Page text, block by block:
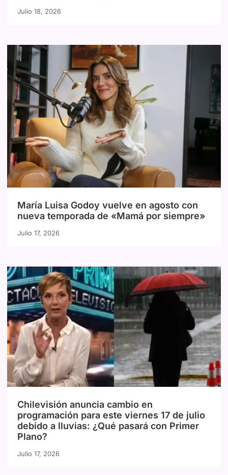
Julio 18, 2026
María Luisa Godoy vuelve en agosto con
nueva temporada de «Mamá por siempre»
Julio 17, 2026
Chilevisión anuncia cambio en
programación para este viernes 17 de julio
debido a lluvias: ¿Qué pasará con Primer
Plano?
Julio 17, 2026